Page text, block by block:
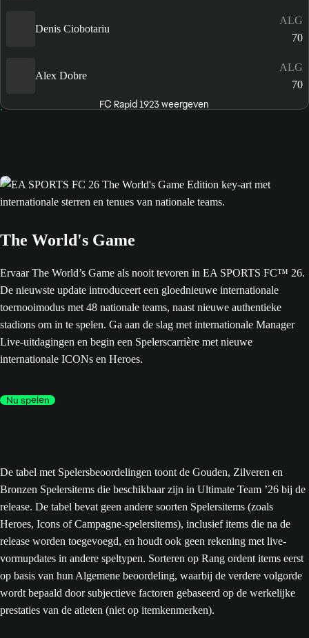
Denis Ciobotariu
ALG
70
Alex Dobre
ALG
70
FC Rapid 1923 weergeven
The World's Game
Ervaar The World’s Game als nooit tevoren in EA SPORTS FC™ 26.
De nieuwste update introduceert een gloednieuwe internationale
toernooimodus met 48 nationale teams, naast nieuwe authentieke
stadions om in te spelen. Ga aan de slag met internationale Manager
Live-uitdagingen en begin een Spelerscarrière met nieuwe
internationale ICONs en Heroes.
Nu spelen
De tabel met Spelersbeoordelingen toont de Gouden, Zilveren en
Bronzen Spelersitems die beschikbaar zijn in Ultimate Team ’26 bij de
release. De tabel bevat geen andere soorten Spelersitems (zoals
Heroes, Icons of Campagne-spelersitems), inclusief items die na de
release worden toegevoegd, en houdt ook geen rekening met live-
vormupdates in andere speltypen. Sorteren op Rang ordent items eerst
op basis van hun Algemene beoordeling, waarbij de verdere volgorde
wordt bepaald door subjectieve factoren gebaseerd op de werkelijke
prestaties van de atleten (niet op itemkenmerken).